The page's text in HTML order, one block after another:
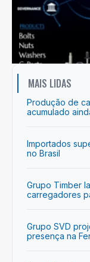
MAIS LIDAS
Produção de
acumulado
Importados
no Brasil
Grupo Timber
carregadores
Grupo SVD
presença na